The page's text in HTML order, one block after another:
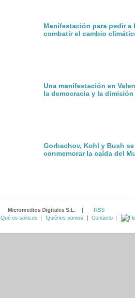
Manifestación para pedir
combatir el cambio
Una manifestación en
la democracia y la dimisión
Gorbachov, Kohl y Bush
conmemorar la caída del
Micromedios Digitales S.L. |
RSS
Qué es soitu.es
| Quiénes somos | Contacto |